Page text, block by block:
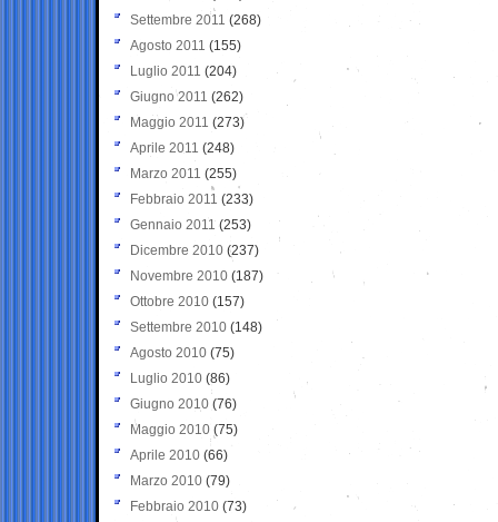
Settembre 2011 (268)
Agosto 2011 (155)
Luglio 2011 (204)
Giugno 2011 (262)
Maggio 2011 (273)
Aprile 2011 (248)
Marzo 2011 (255)
Febbraio 2011 (233)
Gennaio 2011 (253)
Dicembre 2010 (237)
Novembre 2010 (187)
Ottobre 2010 (157)
Settembre 2010 (148)
Agosto 2010 (75)
Luglio 2010 (86)
Giugno 2010 (76)
Maggio 2010 (75)
Aprile 2010 (66)
Marzo 2010 (79)
Febbraio 2010 (73)